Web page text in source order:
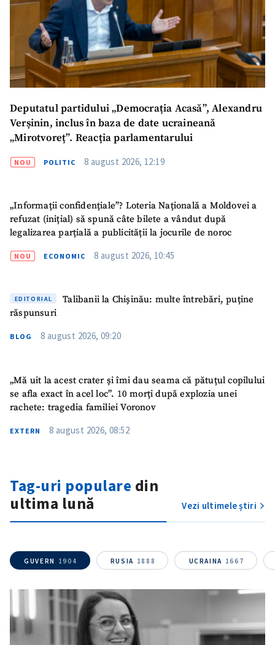
Deputatul partidului „Democrația Acasă”, Alexandru
Verșinin, inclus în baza de date ucraineană
„Mirotvoreț”. Reacția parlamentarului
NOU POLITIC 8 august 2026, 12:19
„Informații confidențiale”? Loteria Națională a Moldovei a
refuzat (inițial) să spună câte bilete a vândut după
legalizarea parțială a publicității la jocurile de noroc
NOU ECONOMIC 8 august 2026, 10:45
EDITORIAL
Talibanii la Chișinău: multe întrebări, puține
răspunsuri
BLOG 8 august 2026, 09:20
„Mă uit la acest crater și îmi dau seama că pătuțul copilului
se afla exact în acel loc”. 10 morți după explozia unei
rachete: tragedia familiei Voronov
EXTERN 8 august 2026, 08:52
Tag-uri populare din
ultima lună
Vezi ultimele știri
GUVERN 1904 RUSIA 1888 UCRAINA 1667